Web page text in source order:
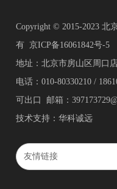
Copyright © 2015-2023 北
有京ICP备16061842号-5
地址：北京市房山区周口
电话：010-80330210 /
可出口 邮箱：
技术支持：华科诚远
友情链接